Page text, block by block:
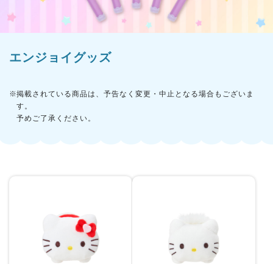
エンジョイグッズ
掲載されている商品は、予告なく変更・中止となる場合もございま
す。
予めご了承ください。